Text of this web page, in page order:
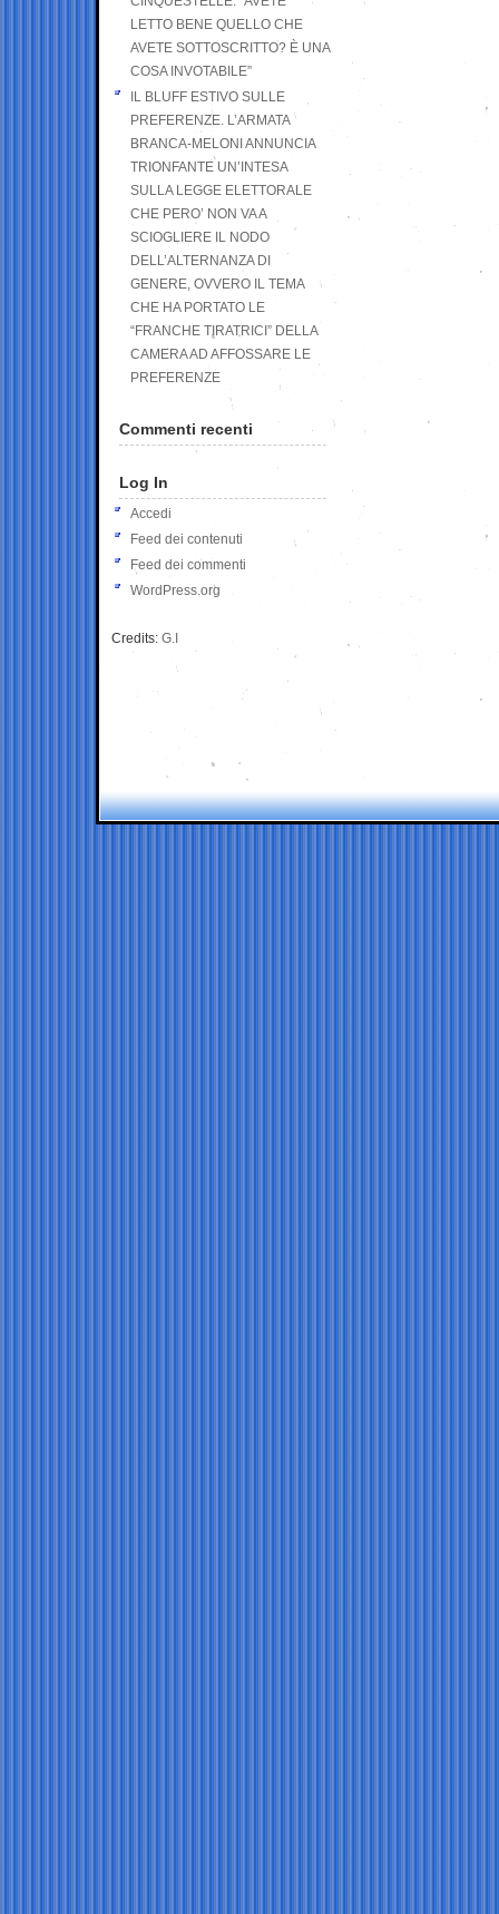
LETTO BENE QUELLO CHE
AVETE SOTTOSCRITTO? È UNA
COSA INVOTABILE”
IL BLUFF ESTIVO SULLE
PREFERENZE. L’ARMATA
BRANCA-MELONI ANNUNCIA
TRIONFANTE UN’INTESA
SULLA LEGGE ELETTORALE
CHE PERO’ NON VA A
SCIOGLIERE IL NODO
DELL’ALTERNANZA DI
GENERE, OVVERO IL TEMA
CHE HA PORTATO LE
“FRANCHE TIRATRICI” DELLA
CAMERA AD AFFOSSARE LE
PREFERENZE
Commenti recenti
Log In
Accedi
Feed dei contenuti
Feed dei commenti
WordPress.org
Credits: G.I